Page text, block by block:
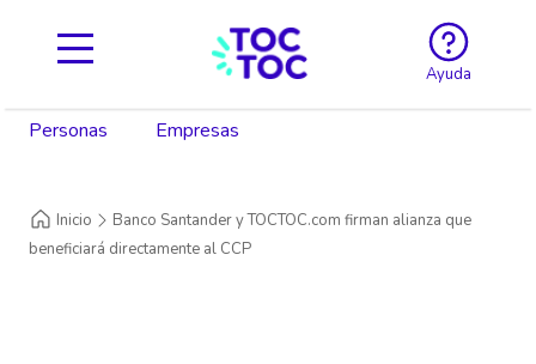
Ayuda
Personas Empresas
Inicio
Banco Santander y TOCTOC.com firman alianza que
beneficiará directamente al CCP